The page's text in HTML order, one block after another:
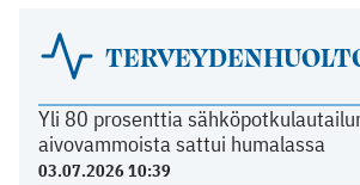
Yli 80 prosenttia
aivovammoista sattui humalassa
03.07.2026 10:39